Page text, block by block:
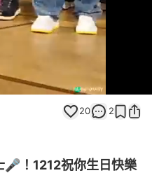
20 2
🎤！1212祝你生日快樂